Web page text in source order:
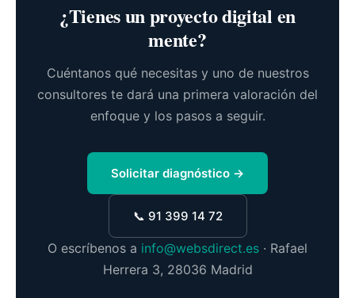
¿Tienes un proyecto digital en
mente?
Cuéntanos qué necesitas y uno de nuestros
consultores te dará una primera valoración del
enfoque y los pasos a seguir.
Solicitar diagnóstico →
📞 91 399 14 72
O escríbenos a info@websdirect.es · Rafael
Herrera 3, 28036 Madrid